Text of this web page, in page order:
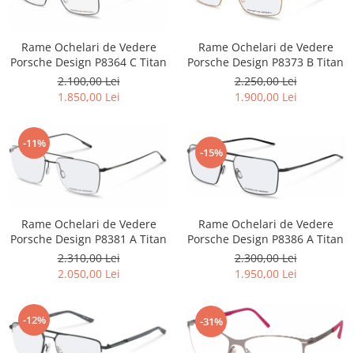
Miraflex
Montblanc
Nina Ricci
Point
Polaroid
Police
Porsche Design
Puma
Ray Ban
Romeo Careye
Silhouette
Stepper Titan
Sunfire
Rame Ochelari de Vedere
Porsche Design P8364 C Titan
2.100,00 Lei
1.850,00 Lei
Rame Ochelari de Vedere
Porsche Design P8373 B Titan
2.250,00 Lei
1.900,00 Lei
-11%
Rame Ochelari de Vedere
Porsche Design P8381 A Titan
2.310,00 Lei
2.050,00 Lei
-15%
Rame Ochelari de Vedere
Porsche Design P8386 A Titan
2.300,00 Lei
1.950,00 Lei
-12% -31%